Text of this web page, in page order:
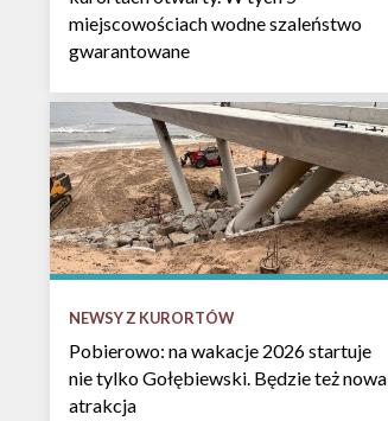
miejscowościach wodne szaleństwo
gwarantowane
NEWSY Z KURORTÓW
Pobierowo: na wakacje 2026 startuje
nie tylko Gołębiewski. Będzie też nowa
atrakcja